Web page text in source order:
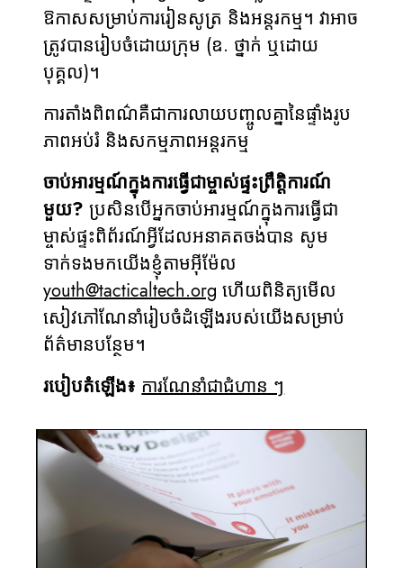
ឱកាសសម្រាប់ការរៀនសូត្រ និងអន្តរកម្ម។ វាអាច
ត្រូវបានរៀបចំដោយក្រុម (ឧ. ថ្នាក់ ឬដោយ
បុគ្គល)។
ការតាំងពិពណ៌គឺជាការលាយបញ្ចូលគ្នានៃផ្ទាំងរូប
ភាពអប់រំ និងសកម្មភាពអន្តរកម្ម
ចាប់អារម្មណ៍ក្នុងការធ្វើជាម្ចាស់ផ្ទះព្រឹត្តិការណ៍
មួយ? ប្រសិនបើអ្នកចាប់អារម្មណ៍ក្នុងការធ្វើជា
ម្ចាស់ផ្ទះពិព័រណ៍អ្វីដែលអនាគតចង់បាន សូម
ទាក់ទងមកយើងខ្ញុំតាមអ៊ីម៉ែល
youth@tacticaltech.org ហើយពិនិត្យមើល
សៀវភៅណែនាំរៀបចំដំឡើងរបស់យើងសម្រាប់
ព័ត៌មានបន្ថែម។
របៀបតំឡើង៖ ការណែនាំជាជំហាន ៗ